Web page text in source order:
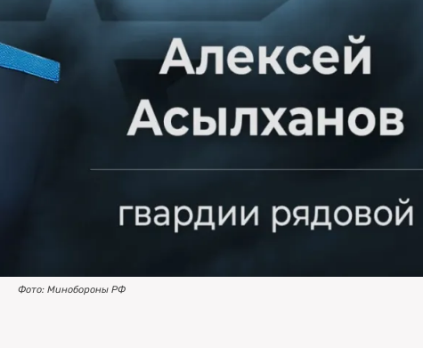
Фото: Минобороны РФ